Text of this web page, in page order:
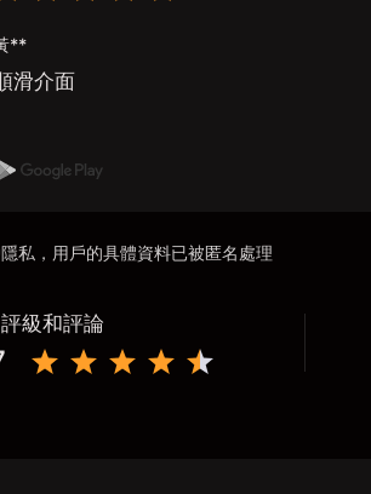
**
滑介面
私，用戶的具體資料已被匿名處理
評級和評論